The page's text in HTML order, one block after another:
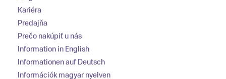
Kariéra
Predajňa
Prečo nakúpiť u nás
Information in English
Informationen auf Deutsch
Információk magyar nyelven